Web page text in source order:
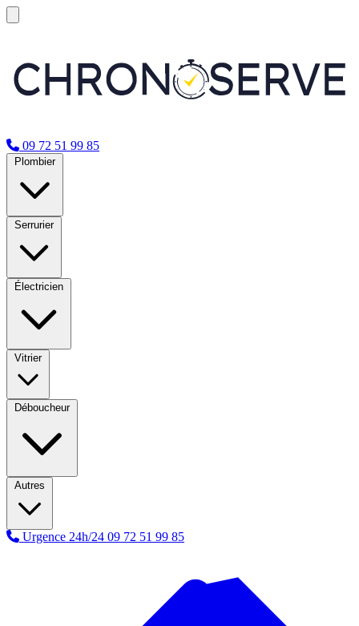
09 72 51 99 85
Plombier
Serrurier
Électricien
Vitrier
Déboucheur
Autres
Urgence 24h/24 09 72 51 99 85